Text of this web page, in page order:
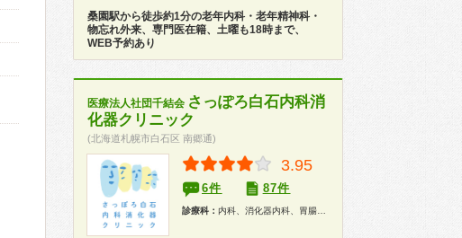
桑園駅から徒歩約1分の老年内科・老年精神科・
物忘れ外来、専門医在籍、土曜も18時まで、
WEB予約あり
医療法人社団千結会 さっぽろ白石内科消
化器クリニック
(北海道札幌市白石区 南郷通)
3.95
6件 87件
診療科： 内科、消化器内科、胃腸科、内視鏡、健康診断、人間ドック